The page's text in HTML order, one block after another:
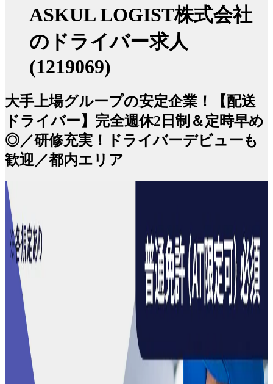
ASKUL LOGIST株式会社
のドライバー求人
(1219069)
大手上場グループの安定企業！【配送
ドライバー】完全週休2日制＆定時早め
◎／研修充実！ドライバーデビューも
歓迎／都内エリア